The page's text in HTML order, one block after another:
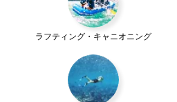
ラフティング・キャニオニング